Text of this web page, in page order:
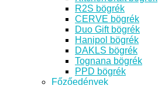
R2S bögrék
CERVE bögrék
Duo Gift bögrék
Hanipol bögrék
DAKLS bögrék
Tognana bögrék
PPD bögrék
Főzőedények